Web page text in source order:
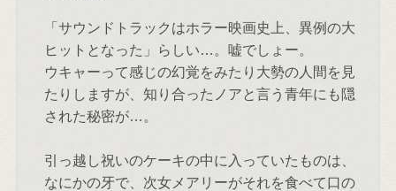
「サウンドトラックはホラー映画史上、異例の大
ヒットとなった」らしい…。嘘でしょー。
ウキャーって感じの幻覚をみたり大勢の人間を見
たりしますが、知り合ったノアと言う青年にも隠
された秘密が…。
引っ越し祝いのケーキの中に入っていたものは、
なにかの牙で、次女メアリーがそれを食べて口の